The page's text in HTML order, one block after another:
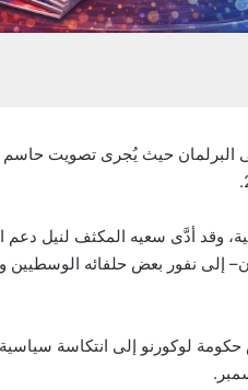
إلى البرلمان حيث يُجرى تصويت
وقد أدَّى سعيه المكثف لنيل
إلى نفور بعض حلفائه
لوكورنو إلى انتكاسة